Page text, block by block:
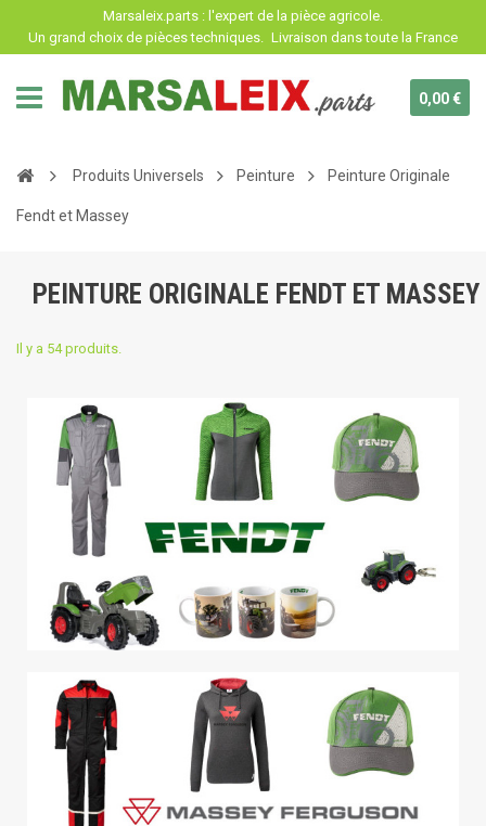
Marsaleix.parts : l'expert de la pièce agricole.
Un grand choix de pièces techniques. Livraison dans toute la France
0,00 €
Produits Universels Peinture Peinture Originale
Fendt et Massey
PEINTURE ORIGINALE FENDT ET MASSEY
Il y a 54 produits.
Panneau de gestion des cookies